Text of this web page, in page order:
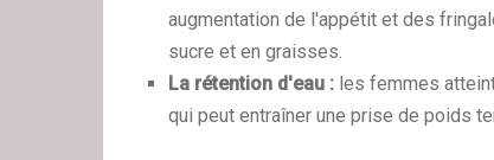
augmentation de l'appétit et des
sucre et en graisses.
La rétention d'eau : les femmes
qui peut entraîner une prise de poids